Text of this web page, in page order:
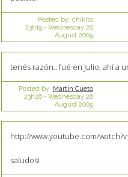
Posted by: chikito
23h19- Wednesday 26
August 2009
tenés razón.. fué en Julio, ahí a
Posted by: Martin Cueto
23h26- Wednesday 26
August 2009
http://www.youtube.com/
saludos!